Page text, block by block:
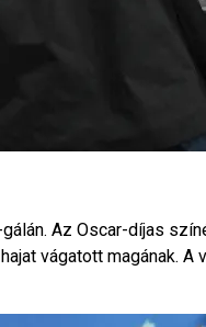
Az Oscar-díjas
vágatott magának.